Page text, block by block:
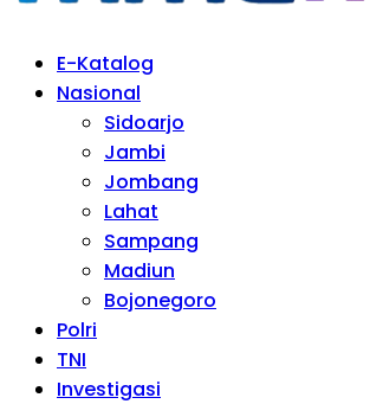
E-Katalog
Nasional
Sidoarjo
Jambi
Jombang
Lahat
Sampang
Madiun
Bojonegoro
Polri
TNI
Investigasi